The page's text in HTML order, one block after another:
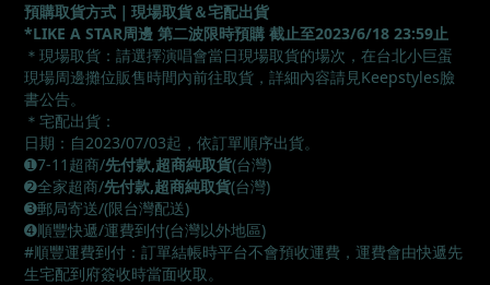
預購取貨方式｜現場取貨＆宅配出貨
*LIKE A STAR周邊 第二波限時預購 截止至2023/6/18 23:59止
＊現場取貨：請選擇演唱會當日現場取貨的場次，在台北小巨蛋
現場周邊攤位販售時間內前往取貨，詳細內容請見Keepstyles臉
書公告。
＊宅配出貨：
日期：自2023/07/03起，依訂單順序出貨。
➊7-11超商/先付款,超商純取貨(台灣)
➋全家超商/先付款,超商純取貨(台灣)
➌郵局寄送/(限台灣配送)
➍順豐快遞/運費到付(台灣以外地區)
#順豐運費到付：訂單結帳時平台不會預收運費，運費會由快遞先
生宅配到府簽收時當面收取。